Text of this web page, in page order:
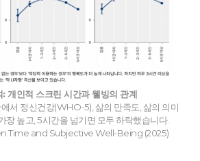
개인적 스크린 시간과 웰빙의 관계
서 정신건강(WHO-5), 삶의 만족도, 삶의 의미
장 높고, 5시간을 넘기면 모두 하락했습니다.
Time and Subjective Well-Being (2025)